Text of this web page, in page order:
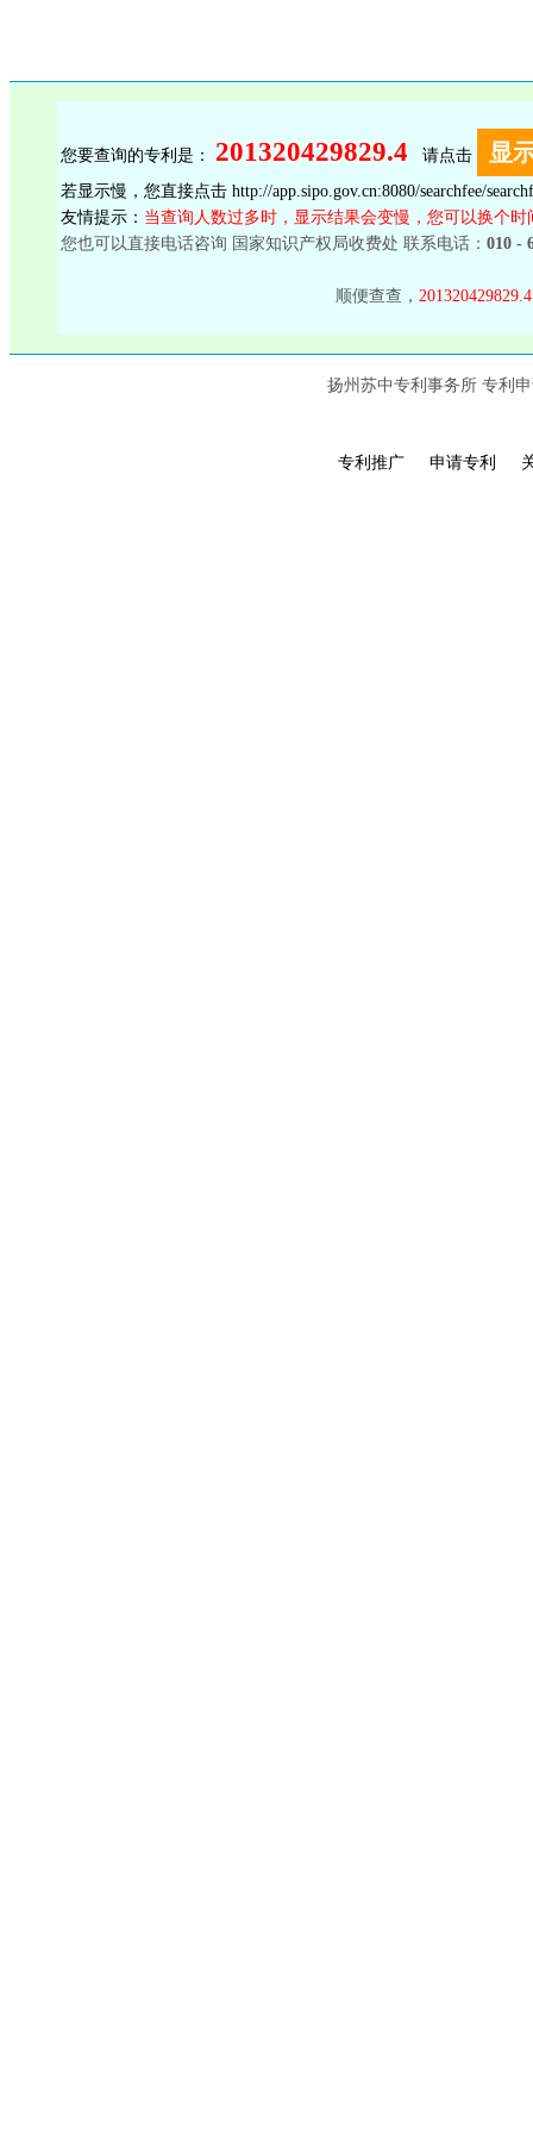
您要查询的专利是： 201320429829.4
请点击
若显示慢，您直接点击 http://app.sipo.gov.cn:8080/searchfee/
友情提示： 当查询人数过多时，显示结果会变慢，您可以换个时
您也可以直接电话咨询 国家知识产权局收费处 联系电话： 010 -
顺便查查， 201320429829.4
扬州苏中专利事务所 专利申
专利推广 申请专利